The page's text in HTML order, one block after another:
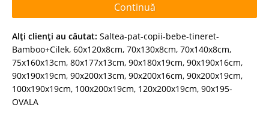
Continuă
Alţi clienţi au căutat: Saltea-pat-copii-bebe-tineret-
Bamboo+Cilek, 60x120x8cm, 70x130x8cm, 70x140x8cm,
75x160x13cm, 80x177x13cm, 90x180x19cm, 90x190x16cm,
90x190x19cm, 90x200x13cm, 90x200x16cm, 90x200x19cm,
100x190x19cm, 100x200x19cm, 120x200x19cm, 90x195-
OVALA